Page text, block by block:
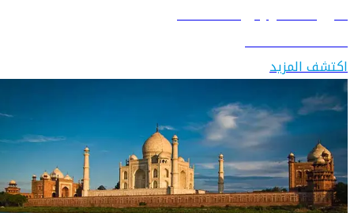
دليل السفر إلى أفغانستان
اكتشف أفغانستان
اكتشف المزيد